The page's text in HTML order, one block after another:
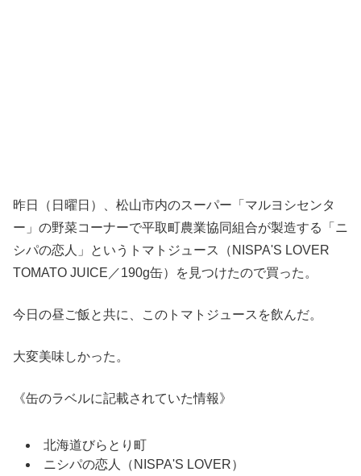
昨日（日曜日）、松山市内のスーパー「マルヨシセンタ
ー」の野菜コーナーで平取町農業協同組合が製造する「ニ
シパの恋人」というトマトジュース（NISPA'S LOVER
TOMATO JUICE／190g缶）を見つけたので買った。
今日の昼ご飯と共に、このトマトジュースを飲んだ。
大変美味しかった。
《缶のラベルに記載されていた情報》
北海道びらとり町
ニシパの恋人（NISPA'S LOVER）